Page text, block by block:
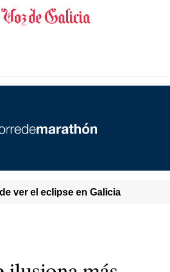
ver el eclipse en Galicia